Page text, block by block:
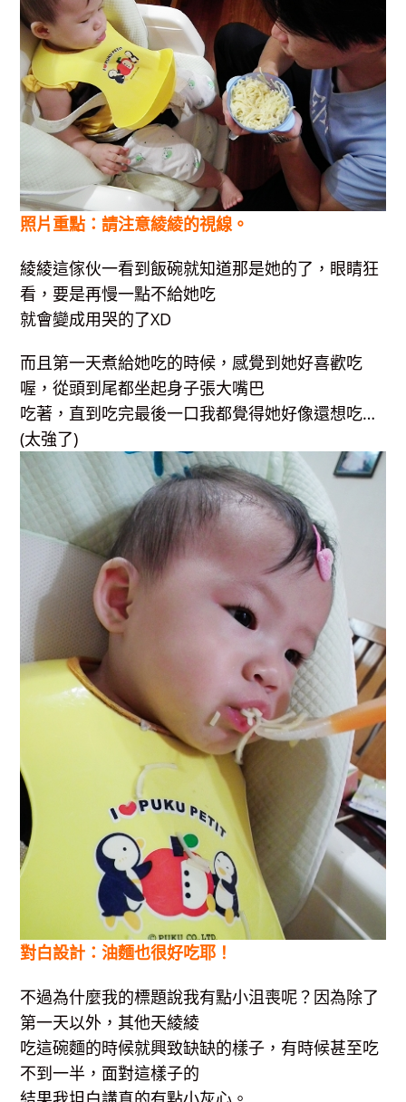
照片重點：請注意綾綾的視線。
綾綾這傢伙一看到飯碗就知道那是她的了，眼睛狂
看，要是再慢一點不給她吃
就會變成用哭的了XD
而且第一天煮給她吃的時候，感覺到她好喜歡吃
喔，從頭到尾都坐起身子張大嘴巴
吃著，直到吃完最後一口我都覺得她好像還想吃…
(太強了)
對白設計：油麵也很好吃耶！
不過為什麼我的標題說我有點小沮喪呢？因為除了
第一天以外，其他天綾綾
吃這碗麵的時候就興致缺缺的樣子，有時候甚至吃
不到一半，面對這樣子的